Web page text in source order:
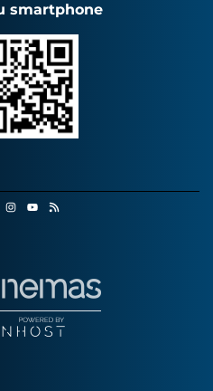
smartphone
Instagram